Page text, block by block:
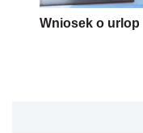
Wniosek o urlop